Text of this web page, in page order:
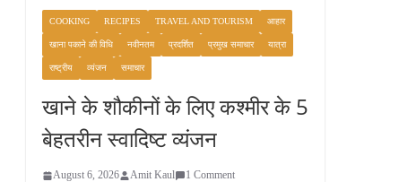
COOKING RECIPES TRAVEL AND TOURISM आहार
खाना पकाने की विधि नवीनतम प्रदर्शित प्रमुख समाचार यात्रा
राष्ट्रीय व्यंजन समाचार
खाने के शौकीनों के लिए कश्मीर के 5
बेहतरीन स्वादिष्ट व्यंजन
August 6, 2026 Amit Kaul 1 Comment